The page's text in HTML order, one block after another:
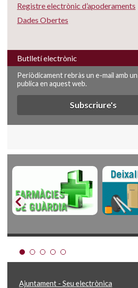
Registre electrònic d’apoderaments
Dades Obertes
Butlletí electrònic
Periòdicament rebràs un e-mail amb
publica en aquest web.
Subscriure's
Ajuntament - Seu electrònica